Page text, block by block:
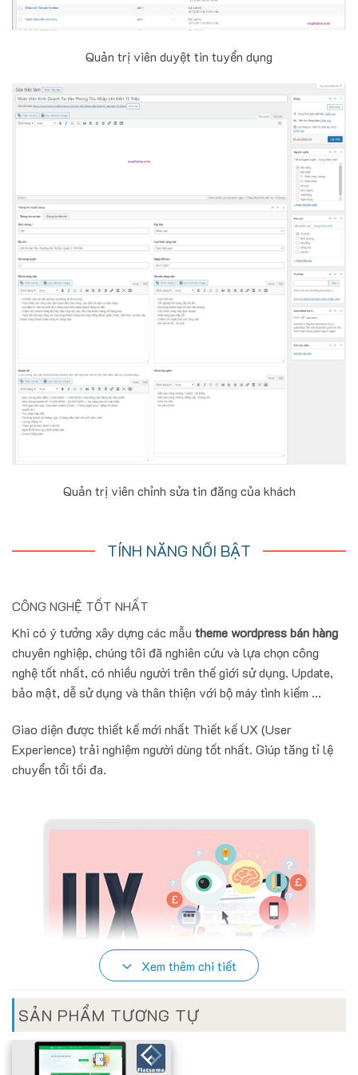
Quản trị viên duyệt tin tuyển dụng
Quản trị viên chỉnh sửa tin đăng của khách
TÍNH NĂNG NỔI BẬT
CÔNG NGHỆ TỐT NHẤT
Khi có ý tưởng xây dựng các mẫu theme wordpress bán hàng
chuyên nghiệp, chúng tôi đã nghiên cứu và lựa chọn công
nghệ tốt nhất, có nhiều người trên thế giới sử dụng. Update,
bảo mật, dễ sử dụng và thân thiện với bộ máy tình kiếm ...
Giao diện được thiết kế mới nhất Thiết kế UX (User
Experience) trải nghiệm người dùng tốt nhất. Giúp tăng tỉ lệ
chuyển tổi tối đa.
HỖ TRỢ TẤT CẢ CÁC THIẾT BỊ DI ĐỘNG
Hiện nay người dùng mobile để tìm hiểu sản phẩm, mua hàng
Xem thêm chi tiết
SẢN PHẨM TƯƠNG TỰ